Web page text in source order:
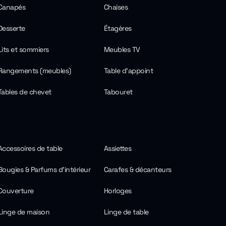
Chaises
Étagères
et sommiers Meubles TV
(meubles) Table d'appoint
de chevet Tabouret
de table Assiettes
& Parfums d'intérieur Carafes & décanteurs
Horloges
de maison Linge de table